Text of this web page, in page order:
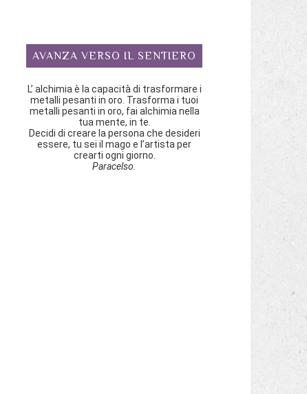
AVANZA VERSO IL SENTIERO
L’ alchimia è la capacità di trasformare i
metalli pesanti in oro. Trasforma i tuoi
metalli pesanti in oro, fai alchimia nella
tua mente, in te.
Decidi di creare la persona che desideri
essere, tu sei il mago e l’artista per
crearti ogni giorno.
Paracelso.